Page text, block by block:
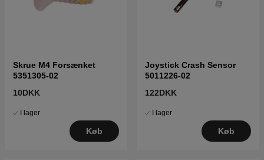
Skrue M4 Forsænket
5351305-02
10DKK
I lager
Køb
Joystick Crash Sensor
5011226-02
122DKK
I lager
Køb